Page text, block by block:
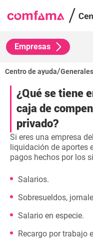
Empresas
Centro de ayuda/Generales
¿Qué se tiene
caja de
privado?
Si eres una empresa
liquidación de aportes
pagos hechos por los
Salarios.
Sobresueldos,
Salario en especie.
Recargo por trabajo